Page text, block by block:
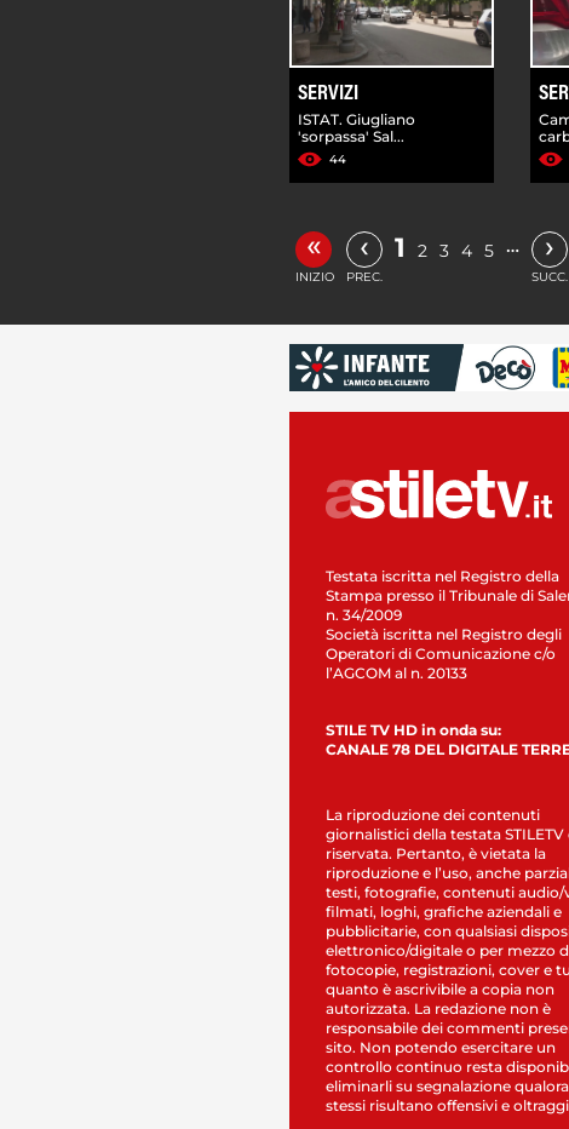
SERVIZI
ISTAT. Giugliano
'sorpassa' Sal...
44
«
INIZIO
‹
PREC.
1 2 3 4 5 … ›
SUCC.
Testata iscritta nel Registro della
Stampa presso il Tribunale di
n. 34/2009
Società iscritta nel Registro degli
Operatori di Comunicazione c/o
l’AGCOM al n. 20133
STILE TV HD in onda su:
CANALE 78 DEL DIGITALE
La riproduzione dei contenuti
giornalistici della testata STILETV
riservata. Pertanto, è vietata la
riproduzione e l’uso, anche
testi, fotografie, contenuti audio/
filmati, loghi, grafiche aziendali e
pubblicitarie, con qualsiasi
elettronico/digitale o per mezzo
fotocopie, registrazioni, cover e
quanto è ascrivibile a copia non
autorizzata. La redazione non è
responsabile dei commenti
sito. Non potendo esercitare un
controllo continuo resta
eliminarli su segnalazione
stessi risultano offensivi e